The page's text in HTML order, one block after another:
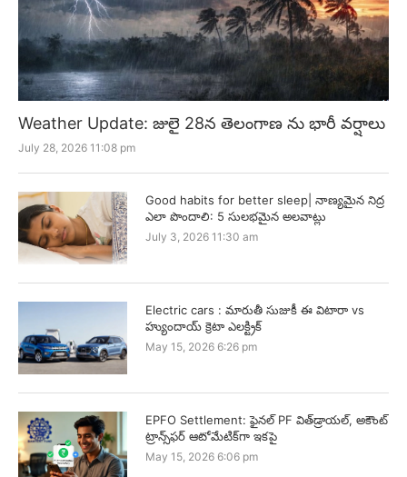
Weather Update: జులై 28న తెలంగాణ ను భారీ వర్షాలు
July 28, 2026 11:08 pm
Good habits for better sleep| నాణ్యమైన నిద్ర
ఎలా పొందాలి: 5 సులభమైన అలవాట్లు
July 3, 2026 11:30 am
Electric cars : మారుతీ సుజుకీ ఈ విటారా vs
హ్యుందాయ్ క్రెటా ఎలక్ట్రిక్
May 15, 2026 6:26 pm
EPFO Settlement: ఫైనల్ PF విత్‌డ్రాయల్, అకౌంట్
ట్రాన్స్‌ఫర్ ఆటోమేటిక్‌గా ఇకపై
May 15, 2026 6:06 pm